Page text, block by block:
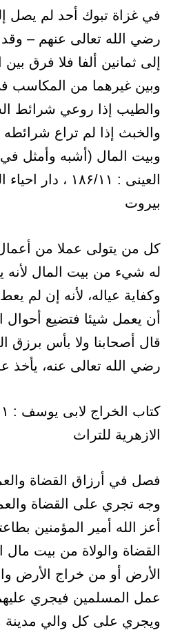
في غزاة تبوك أحد لم يصل
رضي الله تعالى عنهم – وقد
إلى ثمانين ألفا فلا فرق
وبين غيرهما من المكاسب
والطيب إذا روعي شرائط
والخبث إذا لم تراع شرائطه
وبيت المال (أشبه وأمثل في
العینی : ۱۸۶/۱۱ ،
بیروت
كل من يتولى عملا من
له شيء من بيت المال لأنه
وكفاية عياله، لأنه إن لم
أن يعمل شيئا فتضيع
قال أصحابنا ولا بأس برزق
رضي الله تعالى عنه، يأخذ
الازهرية للتراث
فصل في أرزاق القضاة
وجه تجري على القضاة
أعز الله أمير المؤمنين
القضاة والولاة من بيت
الأرض أو من خراج الأرض
عمل المسلمين فيجري